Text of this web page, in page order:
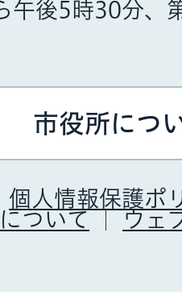
午後5時30分、
市役所につ
個人情報保護ポ
ついて
ウェ